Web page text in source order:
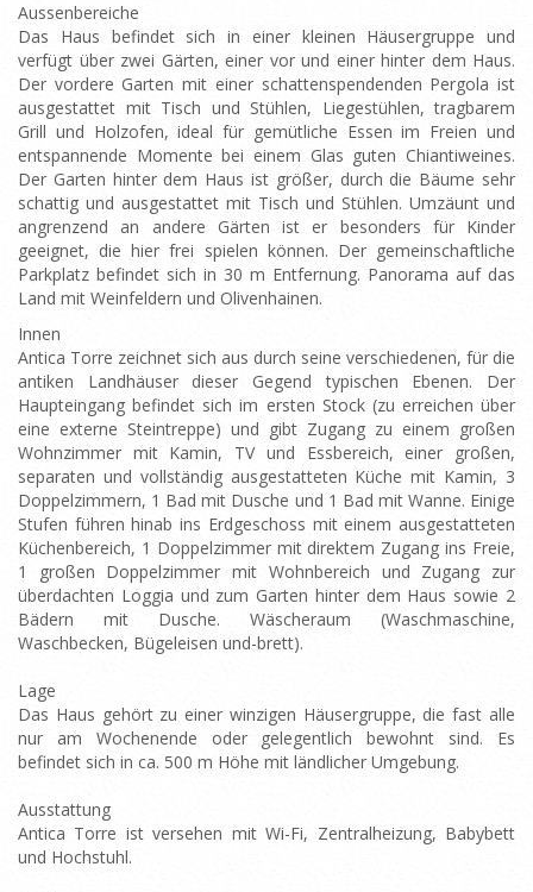
Aussenbereiche
Das Haus befindet sich in einer kleinen Häusergruppe und
verfügt über zwei Gärten, einer vor und einer hinter dem Haus.
Der vordere Garten mit einer schattenspendenden Pergola ist
ausgestattet mit Tisch und Stühlen, Liegestühlen, tragbarem
Grill und Holzofen, ideal für gemütliche Essen im Freien und
entspannende Momente bei einem Glas guten Chiantiweines.
Der Garten hinter dem Haus ist größer, durch die Bäume sehr
schattig und ausgestattet mit Tisch und Stühlen. Umzäunt und
angrenzend an andere Gärten ist er besonders für Kinder
geeignet, die hier frei spielen können. Der gemeinschaftliche
Parkplatz befindet sich in 30 m Entfernung. Panorama auf das
Land mit Weinfeldern und Olivenhainen.
Innen
Antica Torre zeichnet sich aus durch seine verschiedenen, für die
antiken Landhäuser dieser Gegend typischen Ebenen. Der
Haupteingang befindet sich im ersten Stock (zu erreichen über
eine externe Steintreppe) und gibt Zugang zu einem großen
Wohnzimmer mit Kamin, TV und Essbereich, einer großen,
separaten und vollständig ausgestatteten Küche mit Kamin, 3
Doppelzimmern, 1 Bad mit Dusche und 1 Bad mit Wanne. Einige
Stufen führen hinab ins Erdgeschoss mit einem ausgestatteten
Küchenbereich, 1 Doppelzimmer mit direktem Zugang ins Freie,
1 großen Doppelzimmer mit Wohnbereich und Zugang zur
überdachten Loggia und zum Garten hinter dem Haus sowie 2
Bädern mit Dusche. Wäscheraum (Waschmaschine,
Waschbecken, Bügeleisen und-brett).
Lage
Das Haus gehört zu einer winzigen Häusergruppe, die fast alle
nur am Wochenende oder gelegentlich bewohnt sind. Es
befindet sich in ca. 500 m Höhe mit ländlicher Umgebung.
Ausstattung
Antica Torre ist versehen mit Wi-Fi, Zentralheizung, Babybett
und Hochstuhl.